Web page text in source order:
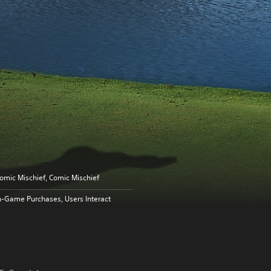
Mischief, Comic Mischief
Game Purchases, Users Interact